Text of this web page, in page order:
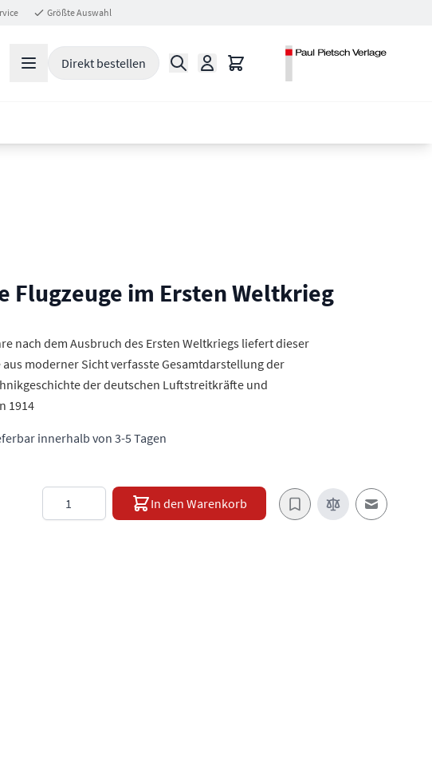
Größte Auswahl
Direkt bestellen Suche Warenkorb
Flugzeuge im Ersten Weltkrieg
nach dem Ausbruch des Ersten Weltkriegs liefert dieser
moderner Sicht verfasste Gesamtdarstellung der
der deutschen Luftstreitkräfte und
1914
innerhalb von 3-5 Tagen
Menge In den Warenkorb
E-Mail an